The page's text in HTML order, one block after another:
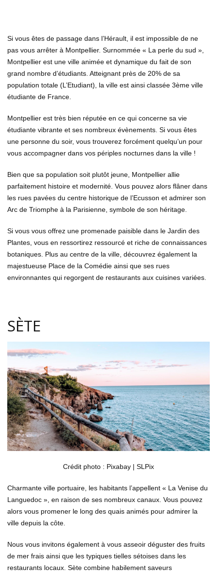
Si vous êtes de passage dans l’Hérault, il est impossible de ne
pas vous arrêter à Montpellier. Surnommée « La perle du sud »,
Montpellier est une ville animée et dynamique du fait de son
grand nombre d’étudiants. Atteignant près de 20% de sa
population totale (L’Etudiant), la ville est ainsi classée 3ème ville
étudiante de France.
Montpellier est très bien réputée en ce qui concerne sa vie
étudiante vibrante et ses nombreux évènements. Si vous êtes
une personne du soir, vous trouverez forcément quelqu’un pour
vous accompagner dans vos périples nocturnes dans la ville !
Bien que sa population soit plutôt jeune, Montpellier allie
parfaitement histoire et modernité. Vous pouvez alors flâner dans
les rues pavées du centre historique de l’Ecusson et admirer son
Arc de Triomphe à la Parisienne, symbole de son héritage.
Si vous vous offrez une promenade paisible dans le Jardin des
Plantes, vous en ressortirez ressourcé et riche de connaissances
botaniques. Plus au centre de la ville, découvrez également la
majestueuse Place de la Comédie ainsi que ses rues
environnantes qui regorgent de restaurants aux cuisines variées.
SÈTE
Crédit photo : Pixabay | SLPix
Charmante ville portuaire, les habitants l’appellent « La Venise du
Languedoc », en raison de ses nombreux canaux. Vous pouvez
alors vous promener le long des quais animés pour admirer la
ville depuis la côte.
Nous vous invitons également à vous asseoir déguster des fruits
de mer frais ainsi que les typiques tielles sétoises dans les
restaurants locaux. Sète combine habilement saveurs